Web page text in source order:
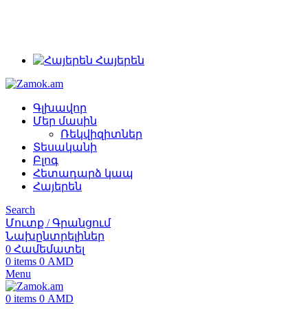
Հայերեն
Գլխավոր
Մեր մասին
Ռեկվիզիտներ
Տեսականի
Բլոգ
Հետադարձ կապ
Հայերեն
Search
Մուտք / Գրանցում
Նախընտրելիներ
0 Համեմատել
0 items 0 AMD
Menu
0 items 0 AMD